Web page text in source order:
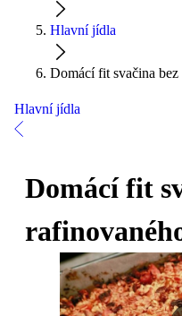
Hlavní jídla
Domácí fit svačina
Hlavní jídla
Domácí fit